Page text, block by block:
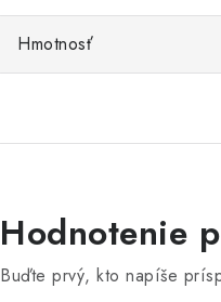
Hmotnosť
Hodnotenie
Buďte prvý, kto napíše